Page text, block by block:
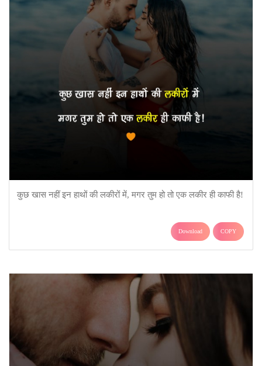
कुछ खास नहीं इन हाथों की लकीरों में, मगर तुम हो तो एक लकीर ही काफी है!
Download COPY